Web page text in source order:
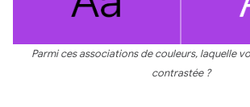
Parmi ces associations de couleurs, laquelle
contrastée ?